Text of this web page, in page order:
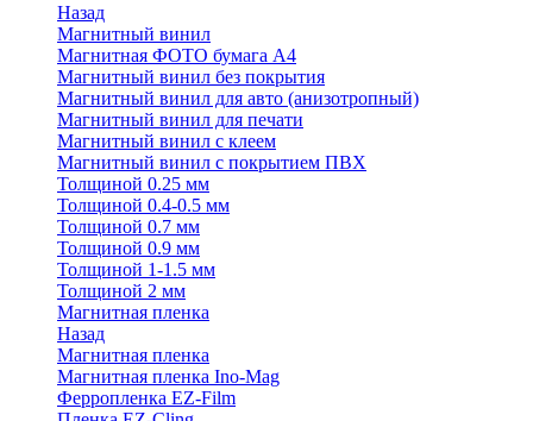
Назад
Магнитный винил
Магнитная ФОТО бумага А4
Магнитный винил без покрытия
Магнитный винил для авто (анизотропный)
Магнитный винил для печати
Магнитный винил с клеем
Магнитный винил с покрытием ПВХ
Толщиной 0.25 мм
Толщиной 0.4-0.5 мм
Толщиной 0.7 мм
Толщиной 0.9 мм
Толщиной 1-1.5 мм
Толщиной 2 мм
Магнитная пленка
Назад
Магнитная пленка
Магнитная пленка Ino-Mag
Ферропленка EZ-Film